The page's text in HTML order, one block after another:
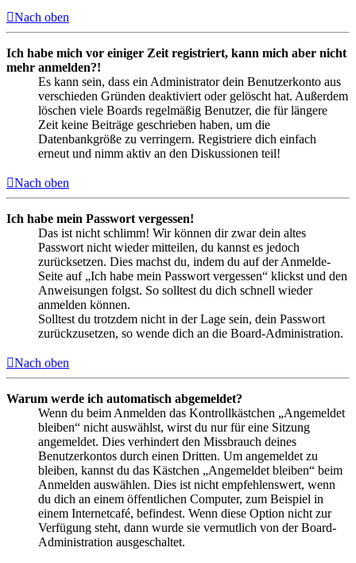
Nach oben
Ich habe mich vor einiger Zeit registriert, kann mich aber nicht
mehr anmelden?!
Es kann sein, dass ein Administrator dein Benutzerkonto aus
verschieden Gründen deaktiviert oder gelöscht hat. Außerdem
löschen viele Boards regelmäßig Benutzer, die für längere
Zeit keine Beiträge geschrieben haben, um die
Datenbankgröße zu verringern. Registriere dich einfach
erneut und nimm aktiv an den Diskussionen teil!
Nach oben
Ich habe mein Passwort vergessen!
Das ist nicht schlimm! Wir können dir zwar dein altes
Passwort nicht wieder mitteilen, du kannst es jedoch
zurücksetzen. Dies machst du, indem du auf der Anmelde-
Seite auf „Ich habe mein Passwort vergessen“ klickst und den
Anweisungen folgst. So solltest du dich schnell wieder
anmelden können.
Solltest du trotzdem nicht in der Lage sein, dein Passwort
zurückzusetzen, so wende dich an die Board-Administration.
Nach oben
Warum werde ich automatisch abgemeldet?
Wenn du beim Anmelden das Kontrollkästchen „Angemeldet
bleiben“ nicht auswählst, wirst du nur für eine Sitzung
angemeldet. Dies verhindert den Missbrauch deines
Benutzerkontos durch einen Dritten. Um angemeldet zu
bleiben, kannst du das Kästchen „Angemeldet bleiben“ beim
Anmelden auswählen. Dies ist nicht empfehlenswert, wenn
du dich an einem öffentlichen Computer, zum Beispiel in
einem Internetcafé, befindest. Wenn diese Option nicht zur
Verfügung steht, dann wurde sie vermutlich von der Board-
Administration ausgeschaltet.